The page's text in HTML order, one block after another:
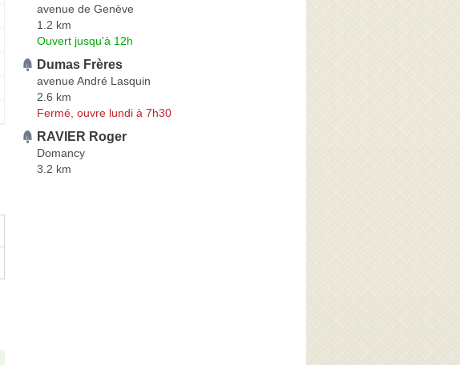
avenue de Genève
1.2 km
Ouvert jusqu'à 12h
Dumas Frères
avenue André Lasquin
2.6 km
Fermé, ouvre lundi à 7h30
RAVIER Roger
Domancy
3.2 km